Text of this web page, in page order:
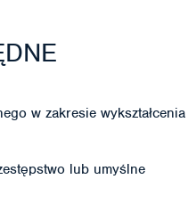
w zakresie wykształcenia
lub umyślne